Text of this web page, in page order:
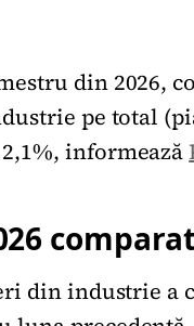
din 2026,
pe total
informează
din industrie